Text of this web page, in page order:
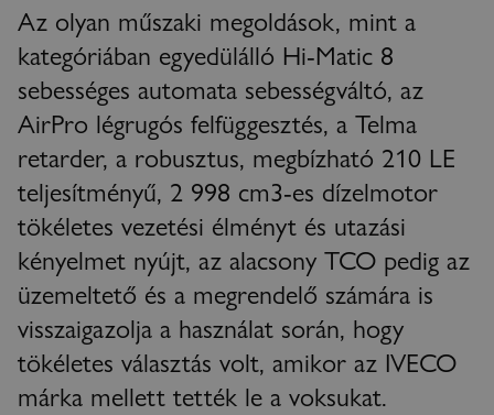
Az olyan műszaki megoldások, mint a
kategóriában egyedülálló Hi-Matic 8
sebességes automata sebességváltó, az
AirPro légrugós felfüggesztés, a Telma
retarder, a robusztus, megbízható 210 LE
teljesítményű, 2 998 cm3-es dízelmotor
tökéletes vezetési élményt és utazási
kényelmet nyújt, az alacsony TCO pedig az
üzemeltető és a megrendelő számára is
visszaigazolja a használat során, hogy
tökéletes választás volt, amikor az IVECO
márka mellett tették le a voksukat.